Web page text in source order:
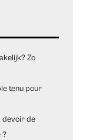
Zo
tenu pour
devoir de
?